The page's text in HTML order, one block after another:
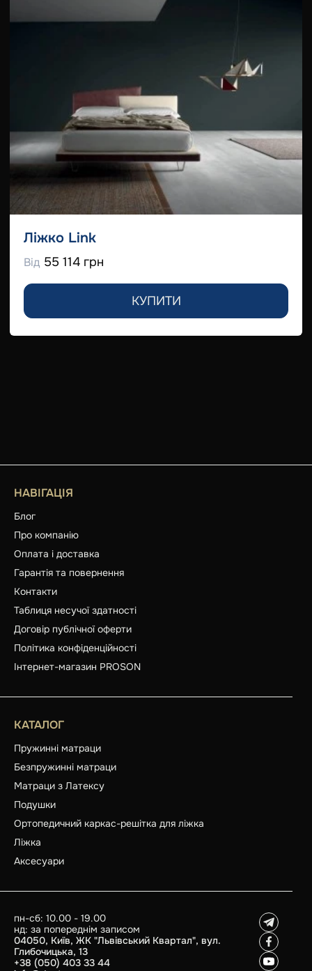
Ліжко Link
Від 55 114 грн
КУПИТИ
НАВІГАЦІЯ
Блог
Про компанію
Оплата і доставка
Гарантія та повернення
Контакти
Таблиця несучої здатності
Договір публічної оферти
Політика конфіденційності
Інтернет-магазин PROSON
КАТАЛОГ
Пружинні матраци
Безпружинні матраци
Матраци з Латексу
Подушки
Ортопедичний каркас-решітка для ліжка
Ліжка
Аксесуари
пн-сб: 10.00 - 19.00
нд: за попереднім записом
04050, Київ, ЖК "Львівський Квартал", вул.
Глибочицька, 13
+38 (050) 403 33 44